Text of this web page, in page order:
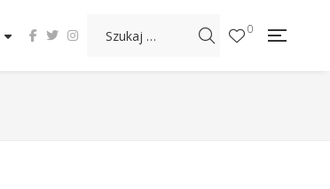
0